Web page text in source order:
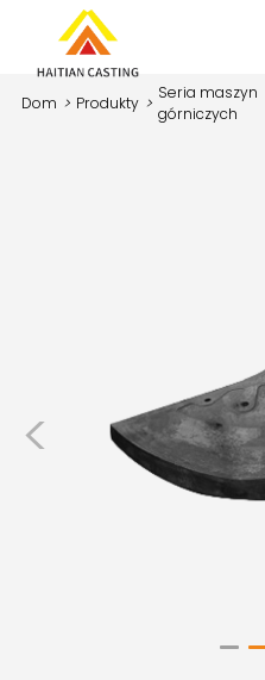
Dom > Produkty >
Seria maszyn
górniczych
<